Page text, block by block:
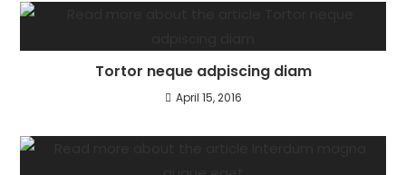
Tortor neque adpiscing diam
April 15, 2016